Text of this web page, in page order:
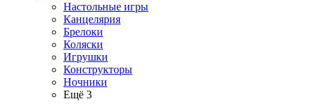
Настольные игры
Канцелярия
Брелоки
Коляски
Игрушки
Конструкторы
Ночники
Ещё 3